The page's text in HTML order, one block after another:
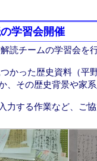
学習会開催
読チームの学習会を
かった歴史資料（平
、その歴史背景や家系
力する作業など、ご